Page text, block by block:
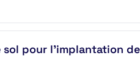
pour l'implantation